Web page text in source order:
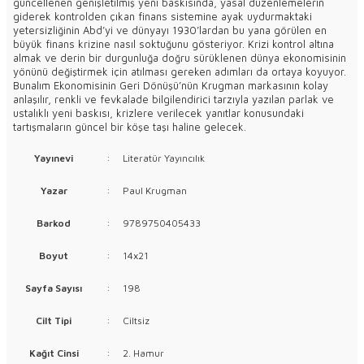
giderek kontrolden çıkan finans sistemine ayak uydurmaktaki
yetersizliğinin Abd’yi ve dünyayı 1930’lardan bu yana görülen en
büyük finans krizine nasıl soktuğunu gösteriyor. Krizi kontrol altına
almak ve derin bir durgunluğa doğru sürüklenen dünya ekonomisinin
yönünü değiştirmek için atılması gereken adımları da ortaya koyuyor.
Bunalım Ekonomisinin Geri Dönüşü’nün Krugman markasının kolay
anlaşılır, renkli ve fevkalade bilgilendirici tarzıyla yazılan parlak ve
ustalıklı yeni baskısı, krizlere verilecek yanıtlar konusundaki
tartışmaların güncel bir köşe taşı haline gelecek.
Yayınevi : Literatür Yayıncılık
Yazar : Paul Krugman
Barkod : 9789750405433
Boyut : 14x21
Sayfa Sayısı : 198
Cilt Tipi : Ciltsiz
Kağıt Cinsi : 2. Hamur